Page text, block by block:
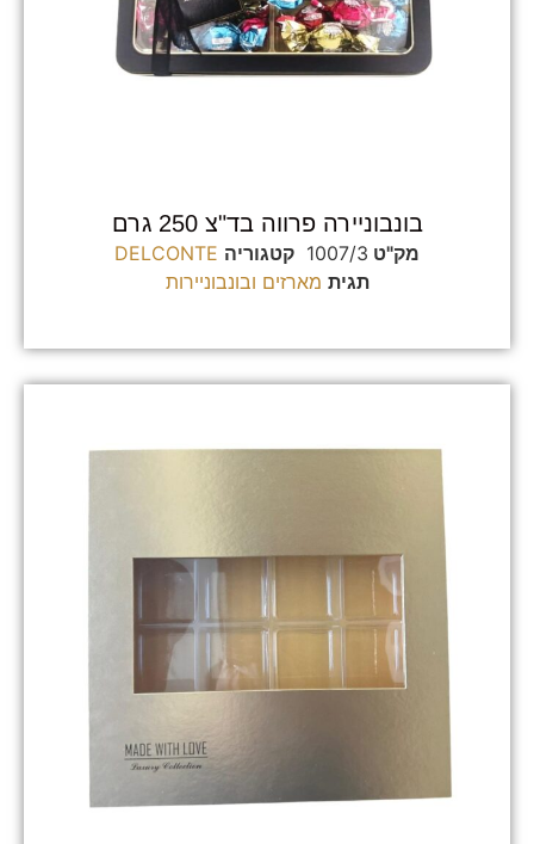
בונבוניירה פרווה בד"צ 250 גרם
מק"ט 1007/3 קטגוריה DELCONTE
תגית מארזים ובונבוניירות